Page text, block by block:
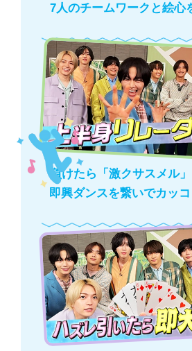
7人のチームワークと絵心
負けたら「激クサスメル
即興ダンスを繋いでカッコ